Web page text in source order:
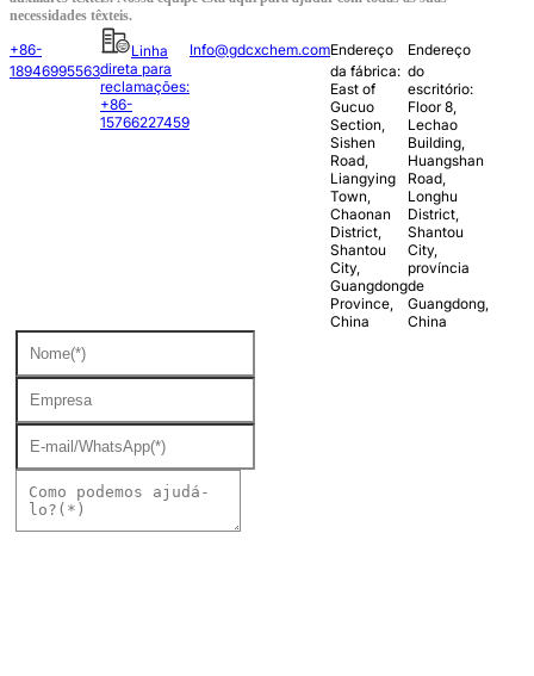
necessidades têxteis.
+86-
18946995563
Linha
direta para
reclamações:
+86-
15766227459
Info@gdcxchem.comEndereço
da fábrica:
East of
Gucuo
Section,
Sishen
Road,
Liangying
Town,
Chaonan
District,
Shantou
City,
Guangdong
Province,
China
Endereço
do
escritório:
Floor 8,
Lechao
Building,
Huangshan
Road,
Longhu
District,
Shantou
City,
província
de
Guangdong,
China